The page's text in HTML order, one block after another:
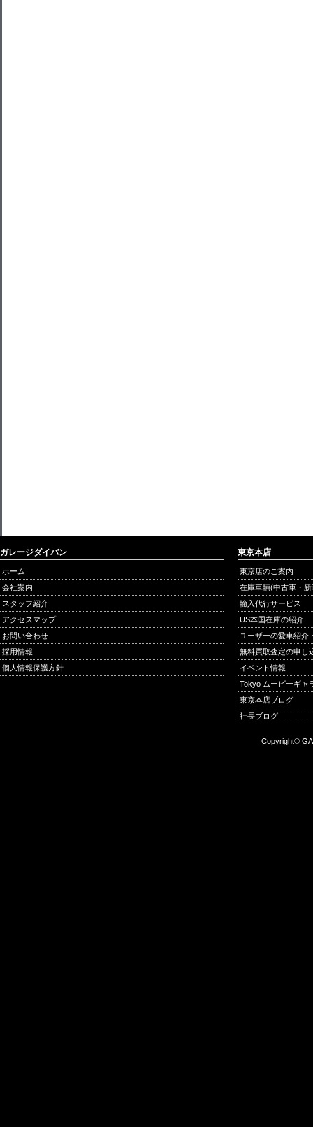
ガレージダイバン
ホーム
会社案内
スタッフ紹介
アクセスマップ
お問い合わせ
採用情報
個人情報保護方針
東京本店
東京店のご案内
在庫車輌(中古車・
輸入代行サービス
US本国在庫の紹介
ユーザーの愛車紹介
無料買取査定の申し
イベント情報
Tokyo ムービーギャ
東京本店ブログ
社長ブログ
Copyright©